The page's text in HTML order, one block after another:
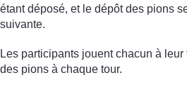
étant déposé, et le dépôt des pions
suivante.
Les participants jouent chacun à
des pions à chaque tour.